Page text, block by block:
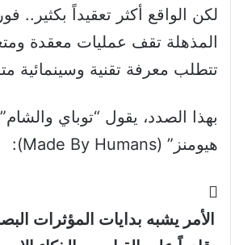
لكن الواقع أكثر تعقيداً بكثير..
المذهلة تقف عمليات معقدة
تتطلب معرفة تقنية وسينمائية
بهذا الصدد، يقول “توباي
هيومنز” (Made By Humans):
الأمر يشبه بدايات المؤثرات